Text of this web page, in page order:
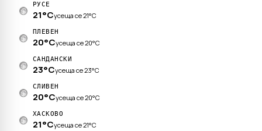
РУСЕ
21°Cусеща се 21°C
ПЛЕВЕН
20°Cусеща се 20°C
САНДАНСКИ
23°Cусеща се 23°C
СЛИВЕН
20°Cусеща се 20°C
ХАСКОВО
21°Cусеща се 21°C